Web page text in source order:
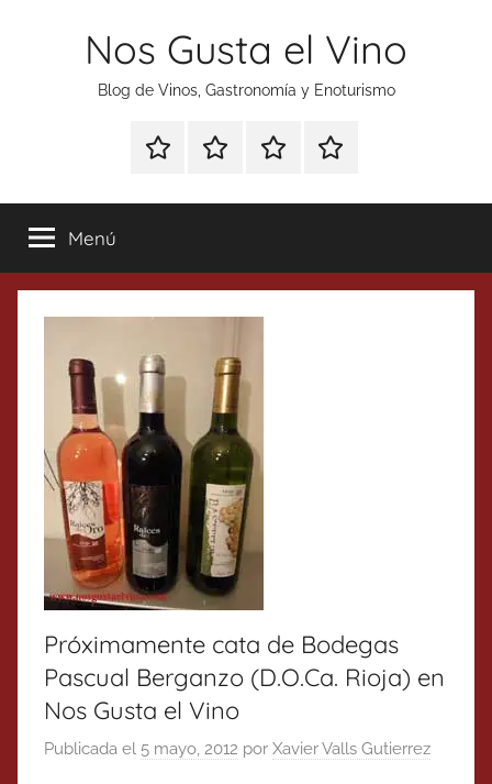
Nos Gusta el Vino
Blog de Vinos, Gastronomía y Enoturismo
Especial
Tonics
Enoturismo
Gastronomía
RankingContacto
Menú
Próximamente cata de Bodegas
Pascual Berganzo (D.O.Ca. Rioja) en
Nos Gusta el Vino
Publicada el 5 mayo, 2012 por Xavier Valls Gutierrez